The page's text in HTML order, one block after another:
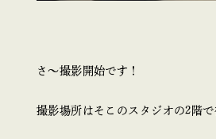
さ～撮影開始です！
撮影場所はそこのスタジオの2階で